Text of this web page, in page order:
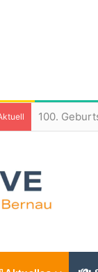
100.